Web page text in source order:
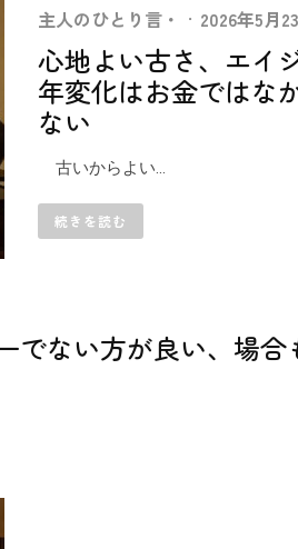
主人のひとり言・ · 2026年5月
心地よい古さ、エイ
年変化はお金ではな
ない
古いからよい...
続きを読む
でない方が良い、場合